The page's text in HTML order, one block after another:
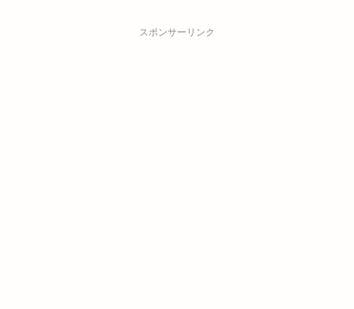
スポンサーリンク